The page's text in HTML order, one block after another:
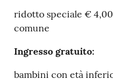
gli
argomenti...
ridotto speciale €
comune
Ingresso gratuito:
bambini con età